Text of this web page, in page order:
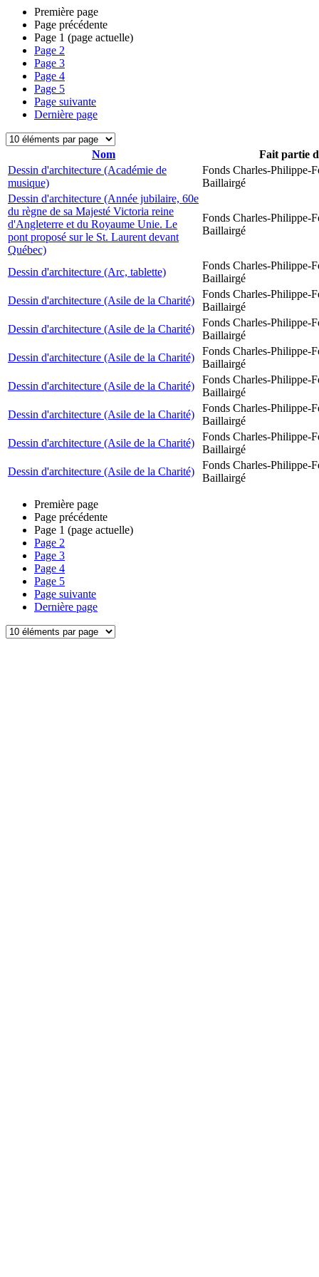
Première page
Page précédente
Page 1 (page actuelle)
Page 2
Page 3
Page 4
Page 5
Page suivante
Dernière page
Nom
Fait partie
Dessin d'architecture (Académie de
musique)
Fonds Charles-Philippe-
Baillairgé
Dessin d'architecture (Année jubilaire, 60e
du règne de sa Majesté Victoria reine
d'Angleterre et du Royaume Unie. Le
pont proposé sur le St. Laurent devant
Québec)
Fonds Charles-Philippe-
Baillairgé
Dessin d'architecture (Arc, tablette)
Fonds Charles-Philippe-
Baillairgé
Dessin d'architecture (Asile de la Charité)
Fonds Charles-Philippe-
Baillairgé
Dessin d'architecture (Asile de la Charité)
Fonds Charles-Philippe-
Baillairgé
Dessin d'architecture (Asile de la Charité)
Fonds Charles-Philippe-
Baillairgé
Dessin d'architecture (Asile de la Charité)
Fonds Charles-Philippe-
Baillairgé
Dessin d'architecture (Asile de la Charité)
Fonds Charles-Philippe-
Baillairgé
Dessin d'architecture (Asile de la Charité)
Fonds Charles-Philippe-
Baillairgé
Dessin d'architecture (Asile de la Charité)
Fonds Charles-Philippe-
Baillairgé
Première page
Page précédente
Page 1 (page actuelle)
Page 2
Page 3
Page 4
Page 5
Page suivante
Dernière page